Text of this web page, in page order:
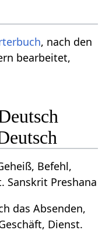
, nach den
bearbeitet,
Befehl,
Sanskrit Preshana
das Absenden,
Dienst.